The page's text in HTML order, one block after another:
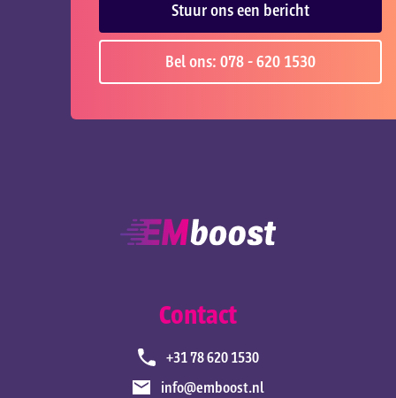
Stuur ons een bericht
Bel ons: 078 - 620 1530
Contact
+31 78 620 1530
info@emboost.nl